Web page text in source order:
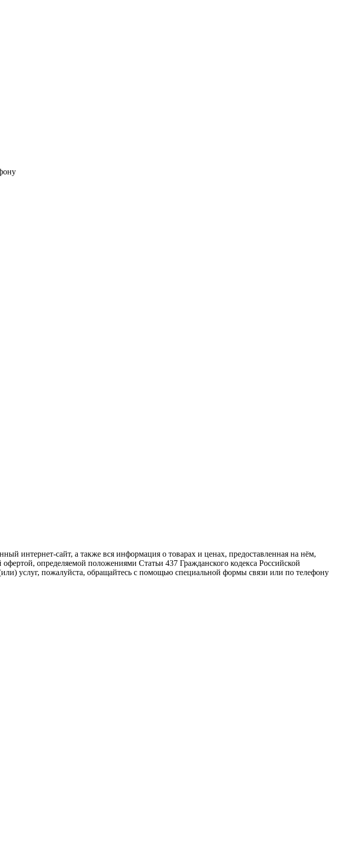
интернет-сайт, а также вся информация о товарах и ценах, предоставленная на нём,
определяемой положениями Статьи 437 Гражданского кодекса Российской
услуг, пожалуйста, обращайтесь с помощью специальной формы связи или по телефону